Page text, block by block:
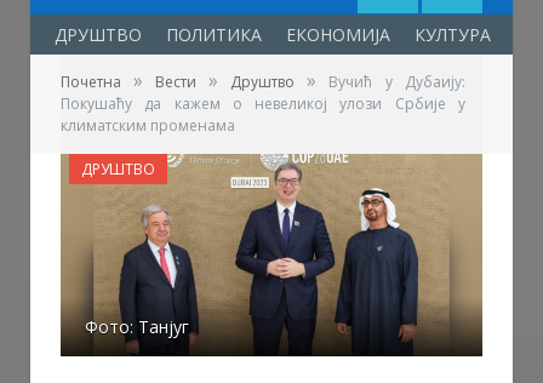
ДРУШТВО ПОЛИТИКА ЕКОНОМИЈА КУЛТУРА
Почетна » Вести » Друштво »
Вучић у Дубаију:
Покушаћу да кажем о невеликој улози Србије у
климатским променама
Фото: Танјуг
ДРУШТВО